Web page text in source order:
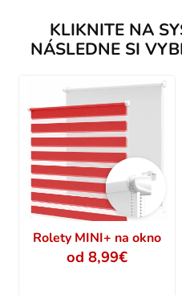
KLIKNITE NA
NÁSLEDNE SI
Rolety MINI+ na okno
od 8,99€